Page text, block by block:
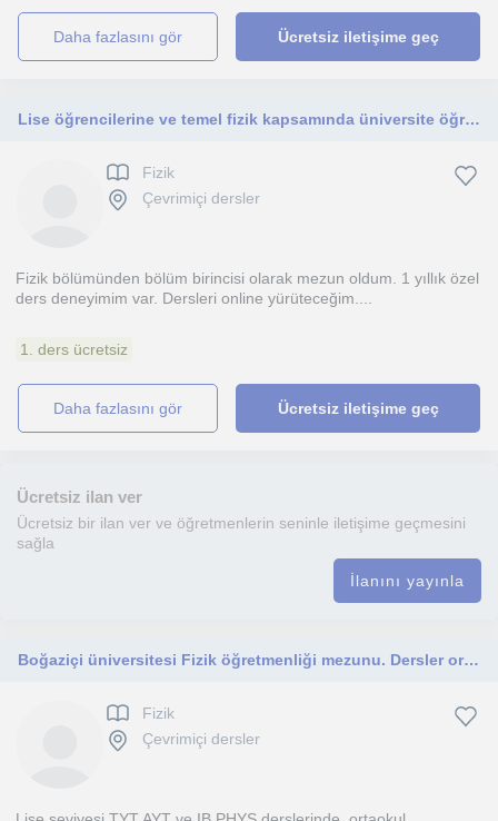
daha fazlasını gör Ücretsiz iletişime geç
Lise öğrencilerine ve temel fizik kapsamında üniversite öğrencilerine ders verilir
Fizik
Çevrimiçi dersler
Fizik bölümünden bölüm birincisi olarak mezun oldum. 1 yıllık özel
ders deneyimim var. Dersleri online yürüteceğim....
1. ders ücretsiz
daha fazlasını gör Ücretsiz iletişime geç
Ücretsiz ilan ver
Ücretsiz bir ilan ver ve öğretmenlerin seninle iletişime geçmesini
sağla
İlanını yayınla
Boğaziçi üniversitesi Fizik öğretmenliği mezunu. Dersler ortaokul ve lise öğrencilerine yöneliktir
Fizik
Çevrimiçi dersler